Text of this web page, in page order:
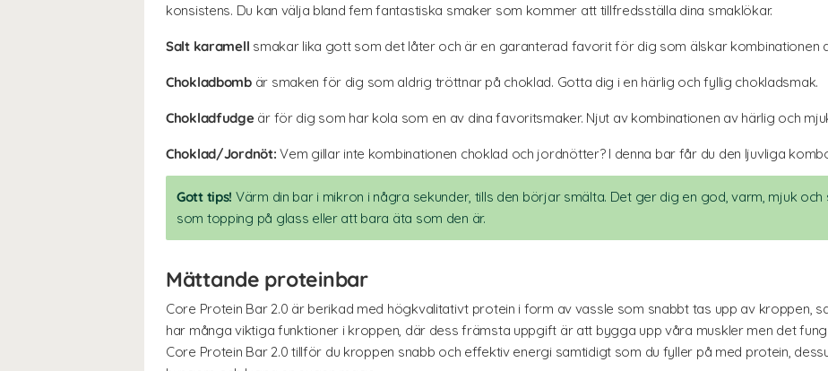
konsistens. Du kan välja bland fem fantastiska smaker som kommer att tillfredsställa dina smaklökar.
Salt karamell smakar lika gott som det låter och är en garanterad favorit för dig som älskar kombinationen
Chokladbombär smaken för dig som aldrig tröttnar på choklad. Gotta dig i en härlig och fyllig chokladsmak.
Chokladfudgeär för dig som har kola som en av dina favoritsmaker. Njut av kombinationen av härlig och
Choklad/Jordnöt: Vem gillar inte kombinationen choklad och jordnötter? I denna bar får du den ljuvliga
Gott tips! Värm din bar i mikron i några sekunder, tills den börjar smälta. Det ger dig en god, varm, mjuk
som topping på glass eller att bara äta som den är.
Mättande proteinbar
Core Protein Bar 2.0 är berikad med högkvalitativt protein i form av vassle som snabbt tas upp av kroppen,
har många viktiga funktioner i kroppen, där dess främsta uppgift är att bygga upp våra muskler men det
Core Protein Bar 2.0 tillför du kroppen snabb och effektiv energi samtidigt som du fyller på med protein,